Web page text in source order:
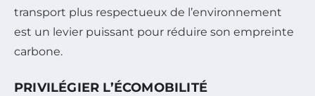
transport plus respectueux de l’environnement
est un levier puissant pour réduire son empreinte
carbone.
PRIVILÉGIER L’ÉCOMOBILITÉ